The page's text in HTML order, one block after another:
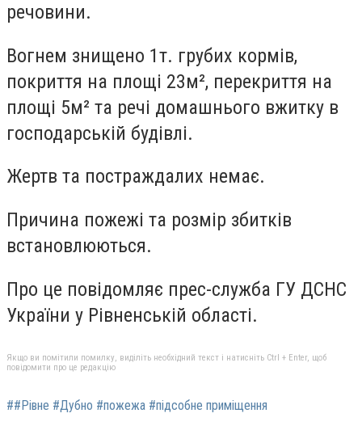
речовини.
Вогнем знищено 1т. грубих кормів,
покриття на площі 23м², перекриття на
площі 5м² та речі домашнього вжитку в
господарській будівлі.
Жертв та постраждалих немає.
Причина пожежі та розмір збитків
встановлюються.
Про це повідомляє прес-служба ГУ ДСНС
України у Рівненській області.
Якщо ви помітили помилку, виділіть необхідний текст і натисніть Ctrl + Enter, щоб
повідомити про це редакцію
##Рівне #Дубно #пожежа #підсобне приміщення